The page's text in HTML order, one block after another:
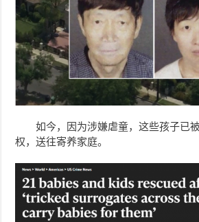
如今，因为涉嫌虐童，这些孩子已
权，送往寄养家庭。